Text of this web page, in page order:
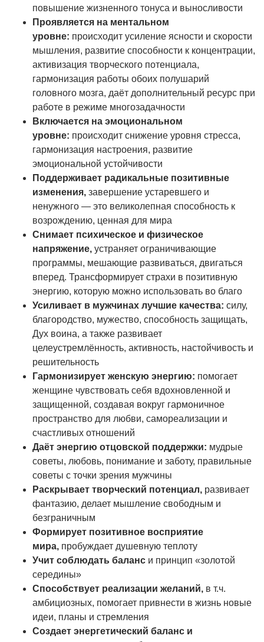
повышение жизненного тонуса и выносливости
Проявляется на ментальном
уровне: происходит усиление ясности и скорости
мышления, развитие способности к концентрации,
активизация творческого потенциала,
гармонизация работы обоих полушарий
головного мозга, даёт дополнительный ресурс при
работе в режиме многозадачности
Включается на эмоциональном
уровне: происходит снижение уровня стресса,
гармонизация настроения, развитие
эмоциональной устойчивости
Поддерживает радикальные позитивные
изменения, завершение устаревшего и
ненужного — это великолепная способность к
возрождению, ценная для мира
Снимает психическое и физическое
напряжение, устраняет ограничивающие
программы, мешающие развиваться, двигаться
вперед. Трансформирует страхи в позитивную
энергию, которую можно использовать во благо
Усиливает в мужчинах лучшие качества: силу,
благородство, мужество, способность защищать,
Дух воина, а также развивает
целеустремлённость, активность, настойчивость и
решительность
Гармонизирует женскую энергию: помогает
женщине чувствовать себя вдохновленной и
защищенной, создавая вокруг гармоничное
пространство для любви, самореализации и
счастливых отношений
Даёт энергию отцовской поддержки: мудрые
советы, любовь, понимание и заботу, правильные
советы с точки зрения мужчины
Раскрывает творческий потенциал, развивает
фантазию, делает мышление свободным и
безграничным
Формирует позитивное восприятие
мира, пробуждает душевную теплоту
Учит соблюдать баланс и принцип «золотой
середины»
Способствует реализации желаний, в т.ч.
амбициозных, помогает привнести в жизнь новые
идеи, планы и стремления
Создает энергетический баланс и